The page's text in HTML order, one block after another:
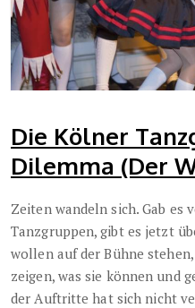
Die Kölner
Dilemma (Der
Zeiten wandeln sich. Gab es
Tanzgruppen, gibt es jetzt
wollen auf der Bühne
zeigen, was sie können und
der Auftritte hat sich nicht